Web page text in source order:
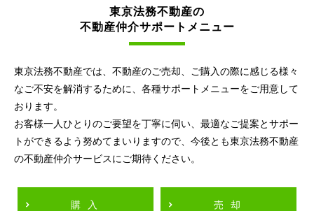
東京法務不動産の
不動産仲介サポートメニュー
東京法務不動産では、不動産のご売却、ご購入の際に感じる様々
なご不安を解消するために、各種サポートメニューをご用意して
おります。
お客様一人ひとりのご要望を丁寧に伺い、最適なご提案とサポー
トができるよう努めてまいりますので、今後とも東京法務不動産
の不動産仲介サービスにご期待ください。
購入 売却